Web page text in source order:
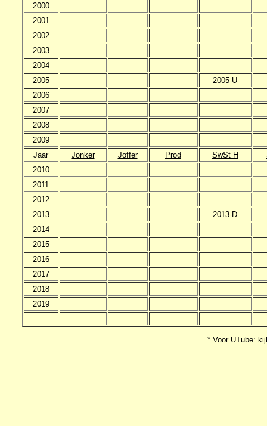
2000
2001
2002
2003
2004
2005
2005-U
2006
2007
2008
2009
Jaar
Jonker Joffer Prod SwSt H
2010
2011
2012
2013
2013-D
2014
2015
2016
2017
2018
2019
* Voor UTube: